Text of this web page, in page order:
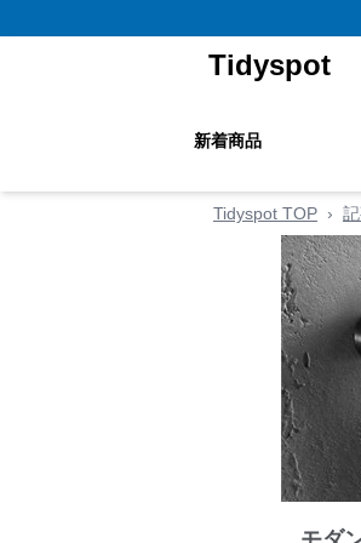
Tidyspot
新着商品
Tidyspot TOP ›